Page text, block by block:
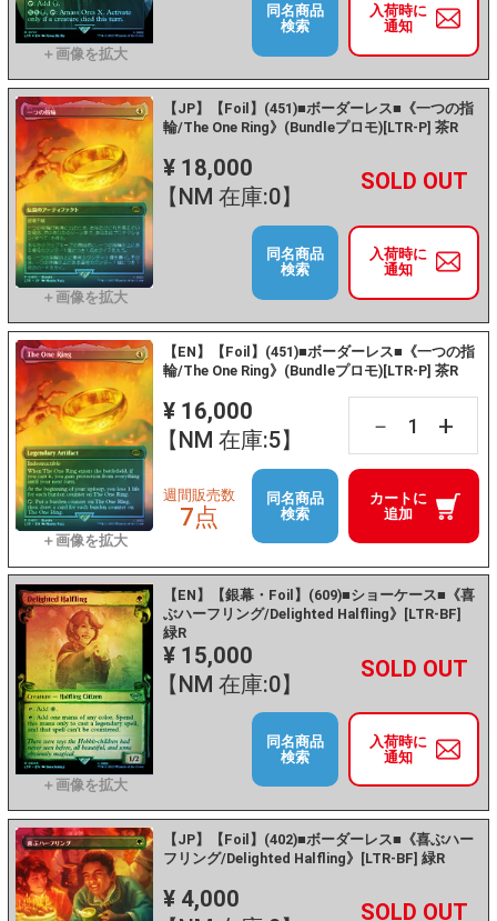
入荷時に
通知
同名商品
検索
【JP】【Foil】(451)■ボーダーレス■《一つの指
輪/The One Ring》(Bundleプロモ)[LTR-P] 茶R
¥ 18,000
【NM 在庫:0】
－ +
入荷時に
通知
同名商品
検索
【EN】【Foil】(451)■ボーダーレス■《一つの指
輪/The One Ring》(Bundleプロモ)[LTR-P] 茶R
¥ 16,000
【NM 在庫:5】
－ +
カートに
追加
週間販売数
7点
同名商品
検索
【EN】【銀幕・Foil】(609)■ショーケース■《喜
ぶハーフリング/Delighted Halfling》[LTR-BF]
緑R
¥ 15,000
【NM 在庫:0】
－ +
入荷時に
通知
同名商品
検索
【JP】【Foil】(402)■ボーダーレス■《喜ぶハー
フリング/Delighted Halfling》[LTR-BF] 緑R
¥ 4,000
－ +